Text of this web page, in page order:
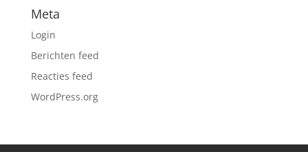
Meta
Login
Berichten feed
Reacties feed
WordPress.org